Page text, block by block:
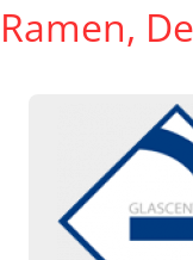
Ramen,